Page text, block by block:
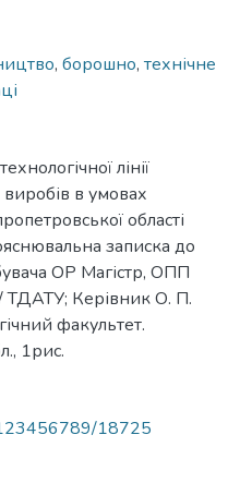
, борошно, технічне
лінії
в умовах
області
записка до
ОР Магістр, ОПП
ТДАТУ; Керівник О. П.
факультет.
1рис.
18725